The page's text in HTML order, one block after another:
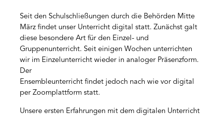
Seit den Schulschließungen durch die Behörden Mitte
März findet unser Unterricht digital statt. Zunächst galt
diese besondere Art für den Einzel- und
Gruppenunterricht. Seit einigen Wochen unterrichten
wir im Einzelunterricht wieder in analoger Präsenzform.
Der
Ensembleunterricht findet jedoch nach wie vor digital
per Zoomplattform statt.
Unsere ersten Erfahrungen mit dem digitalen Unterricht